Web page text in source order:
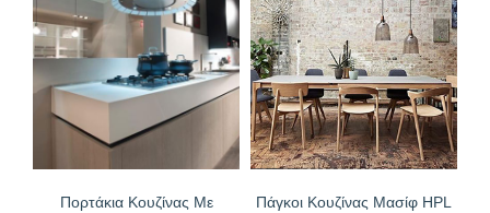
– Υψηλή αντοχή στα χημικά
– Εύκολη επεξεργασία
Πορτάκια Κουζίνας Με
Πάγκοι Κουζίνας Μασίφ HPL